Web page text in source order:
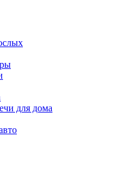
для дома